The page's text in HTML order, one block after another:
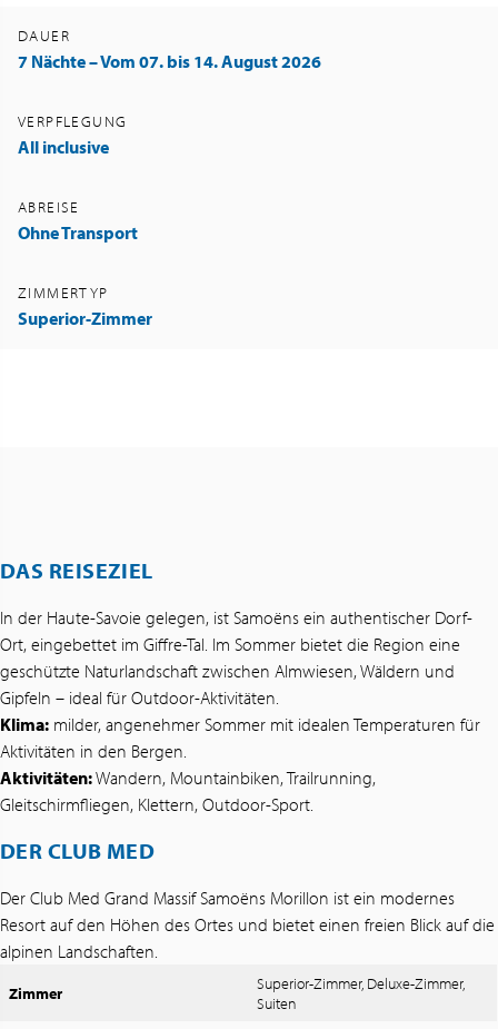
DAUER
7 Nächte – Vom 07. bis 14. August 2026
VERPFLEGUNG
All inclusive
ABREISE
Ohne Transport
ZIMMERTYP
Superior-Zimmer
DAS REISEZIEL
In der Haute-Savoie gelegen, ist Samoëns ein authentischer Dorf-
Ort, eingebettet im Giffre-Tal. Im Sommer bietet die Region eine
geschützte Naturlandschaft zwischen Almwiesen, Wäldern und
Gipfeln – ideal für Outdoor-Aktivitäten.
Klima: milder, angenehmer Sommer mit idealen Temperaturen für
Aktivitäten in den Bergen.
Aktivitäten:Wandern, Mountainbiken, Trailrunning,
Gleitschirmfliegen, Klettern, Outdoor-Sport.
DER CLUB MED
Der Club Med Grand Massif Samoëns Morillon ist ein modernes
Resort auf den Höhen des Ortes und bietet einen freien Blick auf die
alpinen Landschaften.
Zimmer
Superior-Zimmer, Deluxe-Zimmer,
Suiten